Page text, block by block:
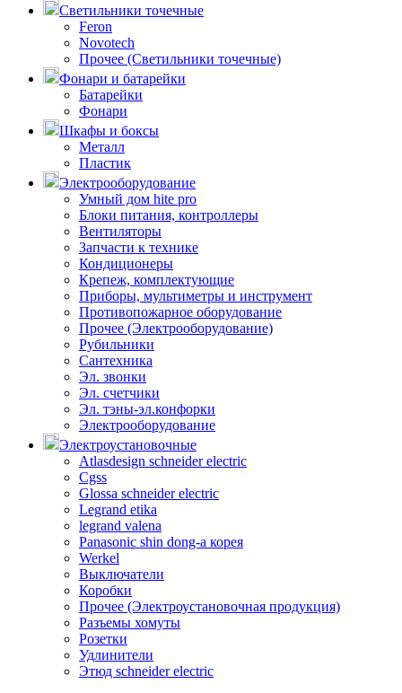
Светильники точечные
Feron
Novotech
Прочее (Светильники точечные)
Фонари и батарейки
Батарейки
Фонари
Шкафы и боксы
Металл
Пластик
Электрооборудование
Умный дом hite pro
Блоки питания, контроллеры
Вентиляторы
Запчасти к технике
Кондиционеры
Крепеж, комплектующие
Приборы, мультиметры и инструмент
Противопожарное оборудование
Прочее (Электрооборудование)
Рубильники
Сантехника
Эл. звонки
Эл. счетчики
Эл. тэны-эл.конфорки
Электрооборудование
Электроустановочные
Atlasdesign schneider electric
Cgss
Glossa schneider electric
Legrand etika
legrand valena
Panasonic shin dong-a корея
Werkel
Выключатели
Коробки
Прочее (Электроустановочная продукция)
Разъемы хомуты
Розетки
Удлинители
Этюд schneider electric